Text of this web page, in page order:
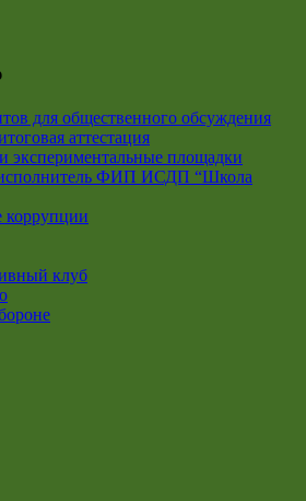
для общественного обсуждения
аттестация
экспериментальные площадки
ФИП ИСДП “Школа
коррупции
клуб